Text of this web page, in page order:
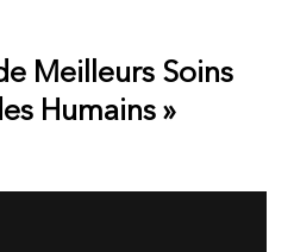
Meilleurs Soins
Humains »